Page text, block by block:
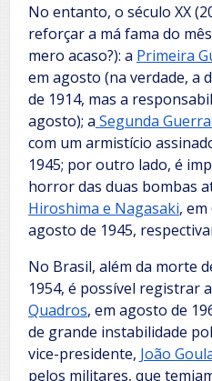
No entanto, o século XX
reforçar a má fama do
mero acaso?): a Primeira
em agosto (na verdade, a
de 1914, mas a
agosto); a Segunda
com um armistício
1945; por outro lado, é
horror das duas bombas
Hiroshima e Nagasaki,
agosto de 1945,
No Brasil, além da morte
1954, é possível registrar
Quadros, em agosto de
de grande instabilidade
vice-presidente, João
pelos militares, que